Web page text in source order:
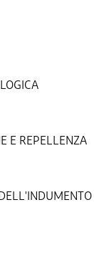
E REPELLENZA